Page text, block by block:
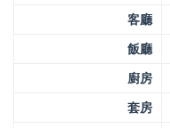
客廳
飯廳
廚房
套房